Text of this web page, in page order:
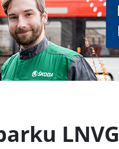
LNVG